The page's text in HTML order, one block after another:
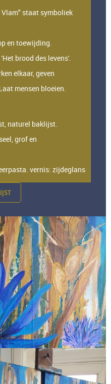
staat symboliek
en toewijding.
brood des levens'.
elkaar, geven
mensen bloeien.
naturel baklijst.
grof en
vernis: zijdeglans